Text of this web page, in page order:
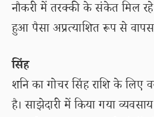
नौकरी में तरक्की के संकेत मिल रहे
हुआ पैसा अप्रत्याशित रूप से
सिंह
शनि का गोचर सिंह राशि के लिए
है। साझेदारी में किया गया